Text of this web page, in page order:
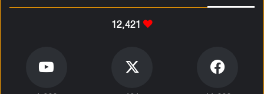
12٬421